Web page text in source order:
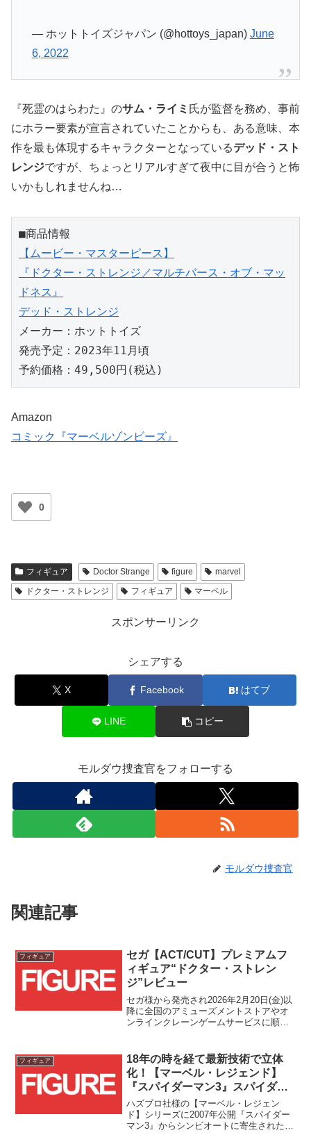
— ホットトイズジャパン (@hottoys_japan) June
6, 2022
『死霊のはらわた』のサム・ライミ 氏が監督を務め、事前
にホラー要素が宣言されていたことからも、ある意味、本
作を最も体現するキャラクターとなっているデッド・スト
レンジですが、ちょっとリアルすぎて夜中に目が合うと怖
いかもしれませんね…
■商品情報
【ムービー・マスターピース】
『ドクター・ストレンジ／マルチバース・オブ・マッ
ドネス』
デッド・ストレンジ
メーカー：ホットトイズ
発売予定：2023年11月頃
予約価格：49,500円(税込)
Amazon
コミック『マーベルゾンビーズ』
0
フィギュア Doctor Strange figure
marvel
ドクター・ストレンジ
フィギュア マーベル
スポンサーリンク
シェアする
X Facebook はてブ
LINE コピー
モルダウ捜査官をフォローする
モルダウ捜査官
関連記事
フィギュア
セガ【ACT/CUT】プレミアムフ
ィギュア“ドクター・ストレン
ジ”レビュー
セガ様から発売され2026年2月20日(金)以
降に全国のアミューズメントストアやオ
ンラインクレーンゲームサービスに順次
ジ”を早速ゲットしてまいりました！！と
いう...
フィギュア
18年の時を経て最新技術で立体
化！【マーベル・レジェンド】
『スパイダーマン3』スパイダー
マン(ブラックスーツ)が登場！！
ハズブロ社様の【マーベル・レジェン
ド】シリーズに2007年公開『スパイダー
マン3』からシンビオートに寄生されたブ